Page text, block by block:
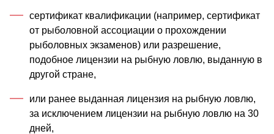
сертификат квалификации (например, сертификат
от рыболовной ассоциации о прохождении
рыболовных экзаменов) или разрешение,
подобное лицензии на рыбную ловлю, выданную в
другой стране,
или ранее выданная лицензия на рыбную ловлю,
за исключением лицензии на рыбную ловлю на 30
дней,